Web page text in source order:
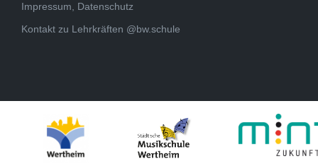
Impressum, Datenschutz
Kontakt zu Lehrkräften @bw.schule